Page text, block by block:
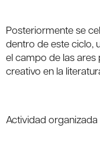
Posteriormente se
dentro de este ciclo,
el campo de las
creativo en la
Actividad